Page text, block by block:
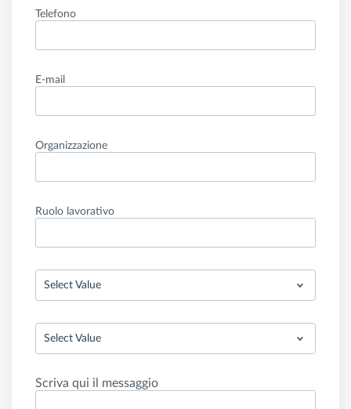
Telefono
E-mail
Organizzazione
Ruolo lavorativo
Select Value
Select Value
Scriva qui il messaggio